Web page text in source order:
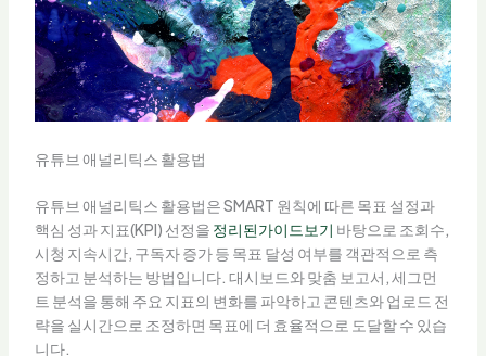
유튜브 애널리틱스 활용법
유튜브 애널리틱스 활용법은 SMART 원칙에 따른 목표 설정과
핵심 성과 지표(KPI) 선정을 정리된가이드보기 바탕으로 조회수,
시청 지속시간, 구독자 증가 등 목표 달성 여부를 객관적으로 측
정하고 분석하는 방법입니다. 대시보드와 맞춤 보고서, 세그먼
트 분석을 통해 주요 지표의 변화를 파악하고 콘텐츠와 업로드 전
략을 실시간으로 조정하면 목표에 더 효율적으로 도달할 수 있습
니다.